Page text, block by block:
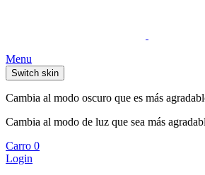
Menu
Switch skin
Cambia al modo oscuro que es más
Cambia al modo de luz que sea más
Carro 0
Login